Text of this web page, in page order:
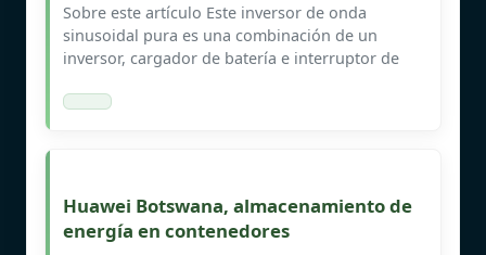
Sobre este artículo Este inversor de onda
sinusoidal pura es una combinación de un
inversor, cargador de batería e interruptor de
Huawei Botswana, almacenamiento de
energía en contenedores